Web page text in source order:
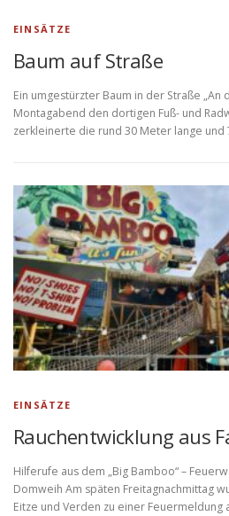
EINSÄTZE
Baum auf Straße
Ein umgestürzter Baum in der Straße „An
Montagabend den dortigen Fuß- und
zerkleinerte die rund 30 Meter lange und
EINSÄTZE
Rauchentwicklung aus
Hilferufe aus dem „Big Bamboo“ –
Domweih Am späten Freitagnachmittag
Eitze und Verden zu einer